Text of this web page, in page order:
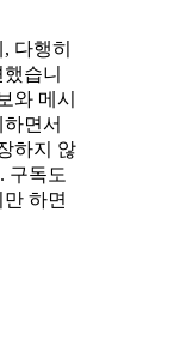
다행히
습니
와 메시
면서
하지 않
구독도
하면